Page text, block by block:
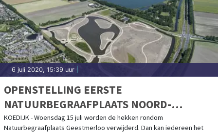
6 juli 2020, 15:39 uur
OPENSTELLING EERSTE
NATUURBEGRAAFPLAATS NOORD-
HOLLAND
KOEDIJK - Woensdag 15 juli worden de hekken rondom
Natuurbegraafplaats Geestmerloo verwijderd. Dan kan iedereen het